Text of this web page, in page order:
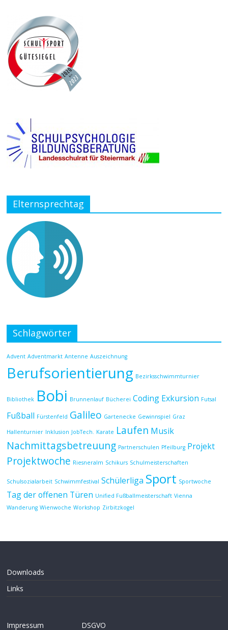
Elternsprechtag
Schlagwörter
Advent Adventmarkt Antenne Auszeichnung
Berufsorientierung Bezirksschwimmturnier
Bibliothek Bobi Brunnenlauf Bücherei Coding Exkursion Futsal
Fußball Fürstenfeld Galileo Gartenecke Gewinnspiel Graz
Hallenturnier Inklusion JobTech. Karate Laufen Musik
Nachmittagsbetreuung Partnerschulen Pfeilburg Projekt
Projektwoche Riesneralm Schikurs Schulmeisterschaften
Schulsozialarbeit Schwimmfestival Schülerliga Sport Sportwoche
Tag der offenen Türen Unified Fußballmeisterschaft Vienna
Wanderung Wienwoche Workshop Zirbitzkogel
Downloads
Links
Impressum DSGVO